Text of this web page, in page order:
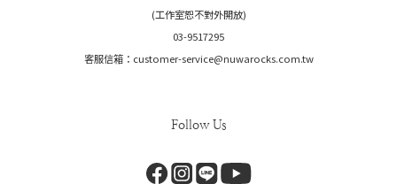
(工作室恕不對外開放)
03-9517295
客服信箱：customer-service@nuwarocks.com.tw
Follow Us